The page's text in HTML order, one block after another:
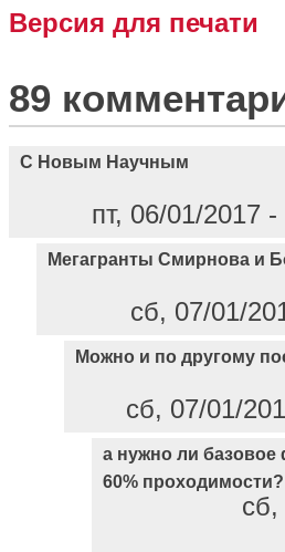
Версия для печати
89
С Новым Научным
пт, 06/01/2017
Мегагранты Смирнова и
сб, 07/01/
Можно и по другому
сб, 07/01/
а нужно ли
60% проходимости?